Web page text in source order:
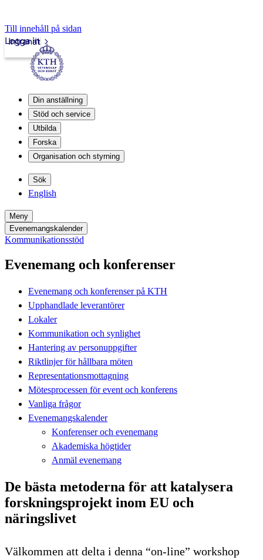
Till innehåll på sidan
Intranät
Logga in
Din anställning
Stöd och service
Utbilda
Forska
Organisation och styrning
Sök
English
Meny
Evenemangskalender
Kommunikationsstöd
Evenemang och konferenser
Evenemang och konferenser på KTH
Upphandlade leverantörer
Lokaler
Kommunikation och synlighet
Hantering av personuppgifter
Riktlinjer för hållbara möten
Representationsmottagning
Mötesprocessen för event och konferens
Vanliga frågor
Evenemangskalender
Konferenser och evenemang
Akademiska högtider
Anmäl evenemang
De bästa metoderna för att katalysera
forskningsprojekt inom EU och
näringslivet
Välkommen att delta i denna “on-line” workshop